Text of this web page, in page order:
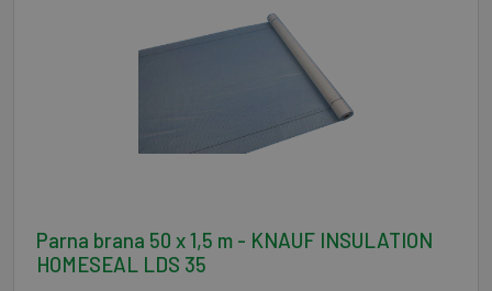
Parna brana 50 x 1,5 m - KNAUF INSULATION
HOMESEAL LDS 35